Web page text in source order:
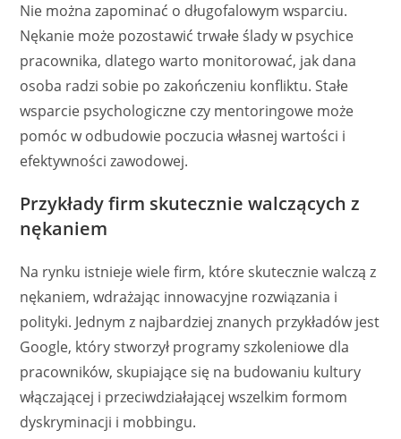
Nie można zapominać o długofalowym wsparciu.
Nękanie może pozostawić trwałe ślady w psychice
pracownika, dlatego warto monitorować, jak dana
osoba radzi sobie po zakończeniu konfliktu. Stałe
wsparcie psychologiczne czy mentoringowe może
pomóc w odbudowie poczucia własnej wartości i
efektywności zawodowej.
Przykłady firm skutecznie walczących z
nękaniem
Na rynku istnieje wiele firm, które skutecznie walczą z
nękaniem, wdrażając innowacyjne rozwiązania i
polityki. Jednym z najbardziej znanych przykładów jest
Google, który stworzył programy szkoleniowe dla
pracowników, skupiające się na budowaniu kultury
włączającej i przeciwdziałającej wszelkim formom
dyskryminacji i mobbingu.